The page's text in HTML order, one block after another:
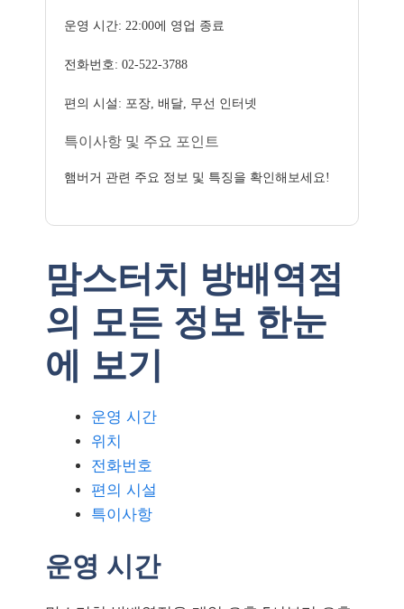
운영 시간: 22:00에 영업 종료
전화번호: 02-522-3788
편의 시설: 포장, 배달, 무선 인터넷
특이사항 및 주요 포인트
햄버거 관련 주요 정보 및 특징을 확인해보세요!
맘스터치 방배역점
의 모든 정보 한눈
에 보기
운영 시간
위치
전화번호
편의 시설
특이사항
운영 시간